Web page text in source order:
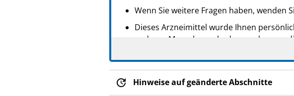
Wenn Sie weitere Fragen haben, wenden
Dieses Arzneimittel wurde Ihnen
anderen Menschen schaden, auch wenn
Nebenwirkungen, die nicht in dieser
Hinweise auf geänderte Abschnitte